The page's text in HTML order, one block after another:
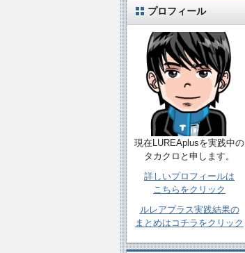
プロフィール
現在LUREAplusを実践中の
タカクロと申します。
詳しいプロフィールは
こちらをクリック
ルレアプラス実践結果の
まとめはコチラをクリック